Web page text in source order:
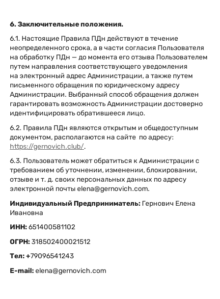
6. Заключительные положения.
6.1. Настоящие Правила ПДн действуют в течение
неопределенного срока, а в части согласия Пользователя
на обработку ПДн — до момента его отзыва Пользователем
путем направления соответствующего уведомления
на электронный адрес Администрации, а также путем
письменного обращения по юридическому адресу
Администрации. Выбранный способ обращения должен
гарантировать возможность Администрации достоверно
идентифицировать обратившееся лицо.
6.2. Правила ПДн являются открытым и общедоступным
документом, располагаются на сайте по адресу:
https://gernovich.club/.
6.3. Пользователь может обратиться к Администрации с
требованием об уточнении, изменении, блокировании,
отзыве и т. д. своих персональных данных по адресу
электронной почты elena@gernovich.com.
Индивидуальный Предприниматель: Гернович Елена
Ивановна
ИНН:651400581102
ОГРН:318502400021512
Тел: +79096541243
E-mail:elena@gernovich.com